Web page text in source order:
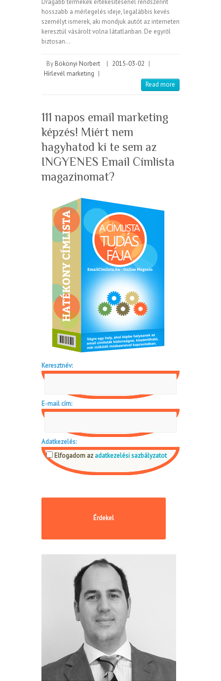
hosszabb a mérlegelés ideje, legalábbis kevés
személyt ismerek, aki mondjuk autót az interneten
keresztül vásárolt volna látatlanban. De egyről
biztosan…
By Bökönyi Norbert | 2015-03-02 |
Hírlevél marketing |
Read more
111 napos email marketing
képzés! Miért nem
hagyhatod ki te sem az
INGYENES Email Címlista
magazinomat?
Keresztnév:
E-mail cím:
Adatkezelés:
Elfogadom az adatkezelési sazbályzatot